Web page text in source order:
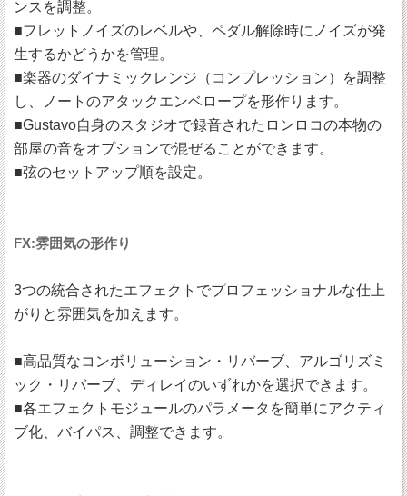
ンスを調整。
■フレットノイズのレベルや、ペダル解除時にノイズが発
生するかどうかを管理。
■楽器のダイナミックレンジ（コンプレッション）を調整
し、ノートのアタックエンベロープを形作ります。
■Gustavo自身のスタジオで録音されたロンロコの本物の
部屋の音をオプションで混ぜることができます。
■弦のセットアップ順を設定。
FX:雰囲気の形作り
3つの統合されたエフェクトでプロフェッショナルな仕上
がりと雰囲気を加えます。
■高品質なコンボリューション・リバーブ、アルゴリズミ
ック・リバーブ、ディレイのいずれかを選択できます。
■各エフェクトモジュールのパラメータを簡単にアクティ
ブ化、バイパス、調整できます。